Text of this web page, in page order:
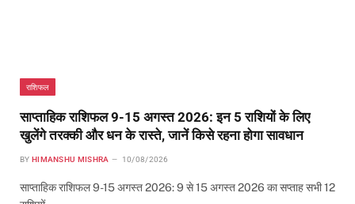
राशिफल
साप्ताहिक राशिफल 9-15 अगस्त 2026: इन 5 राशियों के लिए
खुलेंगे तरक्की और धन के रास्ते, जानें किसे रहना होगा सावधान
BY HIMANSHU MISHRA 10/08/2026
साप्ताहिक राशिफल 9-15 अगस्त 2026: 9 से 15 अगस्त 2026 का सप्ताह सभी 12